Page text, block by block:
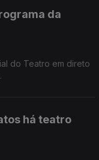
da
do Teatro em direto
há teatro